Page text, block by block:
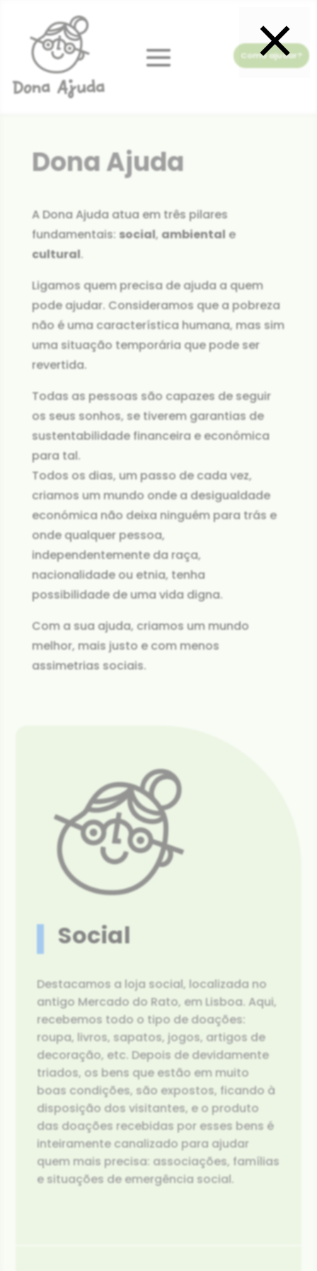
Como ajudar?
Dona Ajuda
A Dona Ajuda atua em três pilares
fundamentais: social, ambientale
cultural.
Ligamos quem precisa de ajuda a quem
pode ajudar. Consideramos que a pobreza
não é uma característica humana, mas sim
uma situação temporária que pode ser
revertida.
Todas as pessoas são capazes de seguir
os seus sonhos, se tiverem garantias de
sustentabilidade financeira e económica
para tal.
Todos os dias, um passo de cada vez,
criamos um mundo onde a desigualdade
económica não deixa ninguém para trás e
onde qualquer pessoa,
independentemente da raça,
nacionalidade ou etnia, tenha
possibilidade de uma vida digna.
Com a sua ajuda, criamos um mundo
melhor, mais justo e com menos
assimetrias sociais.
Social
Destacamos a loja social, localizada no
antigo Mercado do Rato, em Lisboa. Aqui,
recebemos todo o tipo de doações:
roupa, livros, sapatos, jogos, artigos de
decoração, etc. Depois de devidamente
triados, os bens que estão em muito
boas condições, são expostos, ficando à
disposição dos visitantes, e o produto
das doações recebidas por esses bens é
inteiramente canalizado para ajudar
quem mais precisa: associações, famílias
e situações de emergência social.
×